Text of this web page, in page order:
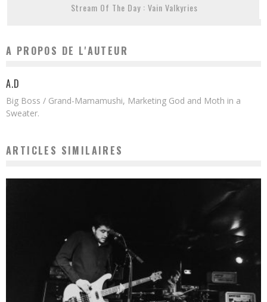
Stream Of The Day : Vain Valkyries
A PROPOS DE L'AUTEUR
A.D
Big Boss / Grand-Mamamushi, Marketing God and Moth in a
Sweater.
ARTICLES SIMILAIRES